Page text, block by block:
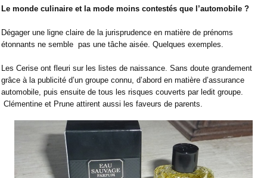
Le monde culinaire et la mode moins contestés que l’automobile ?
Dégager une ligne claire de la jurisprudence en matière de prénoms
étonnants ne semble pas une tâche aisée. Quelques exemples.
Les Cerise ont fleuri sur les listes de naissance. Sans doute grandement
grâce à la publicité d’un groupe connu, d’abord en matière d’assurance
automobile, puis ensuite de tous les risques couverts par ledit groupe.
Clémentine et Prune attirent aussi les faveurs de parents.